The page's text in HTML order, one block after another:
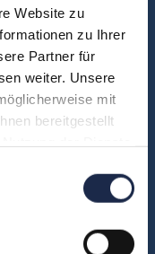
Website zu
zu Ihrer
Partner für
weiter. Unsere
mit
bereitgestellt